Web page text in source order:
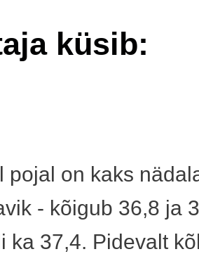
küsib:
pojal on kaks
- kõigub 36,8 ja
ka 37,4. Pidevalt